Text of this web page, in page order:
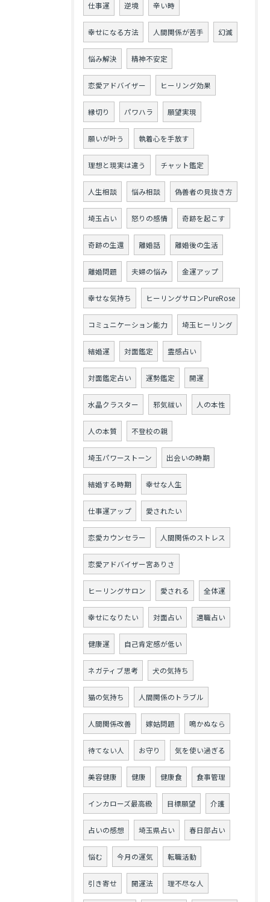
仕事運 逆境 辛い時
幸せになる方法 人間関係が苦手 幻滅
悩み解決 精神不安定
恋愛アドバイザー ヒーリング効果
縁切り パワハラ 願望実現
願いが叶う 執着心を手放す
理想と現実は違う チャット鑑定
人生相談 悩み相談 偽善者の見抜き方
埼玉占い 怒りの感情 奇跡を起こす
奇跡の生還 離婚話 離婚後の生活
離婚問題 夫婦の悩み 金運アップ
幸せな気持ち ヒーリングサロンPureRose
コミュニケーション能力 埼玉ヒーリング
結婚運 対面鑑定 霊感占い
対面鑑定占い 運勢鑑定 開運
水晶クラスター 邪気祓い 人の本性
人の本質 不登校の親
埼玉パワーストーン 出会いの時期
結婚する時期 幸せな人生
仕事運アップ 愛されたい
恋愛カウンセラー 人間関係のストレス
恋愛アドバイザー宮ありさ
ヒーリングサロン 愛される 全体運
幸せになりたい 対面占い 適職占い
健康運 自己肯定感が低い
ネガティブ思考 犬の気持ち
猫の気持ち 人間関係のトラブル
人間関係改善 嫁姑問題 鳴かぬなら
待てない人 お守り 気を使い過ぎる
美容健康 健康 健康食 食事管理
インカローズ最高級 目標願望 介護
占いの感想 埼玉県占い 春日部占い
悩む 今月の運気 転職活動
引き寄せ 開運法 理不尽な人